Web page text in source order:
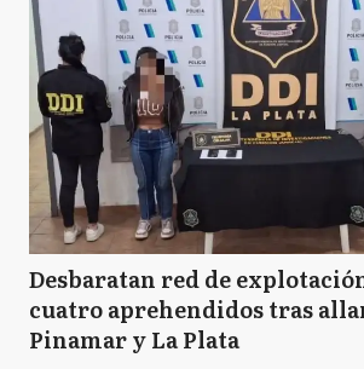
Desbaratan red de
cuatro aprehendidos tras
Pinamar y La Plata